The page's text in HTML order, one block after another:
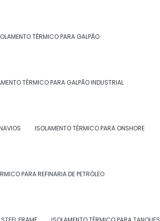
TÉRMICO PARA GALPÃO
TÉRMICO PARA GALPÃO INDUSTRIAL
ISOLAMENTO TÉRMICO PARA ONSHORE
PARA REFINARIA DE PETRÓLEO